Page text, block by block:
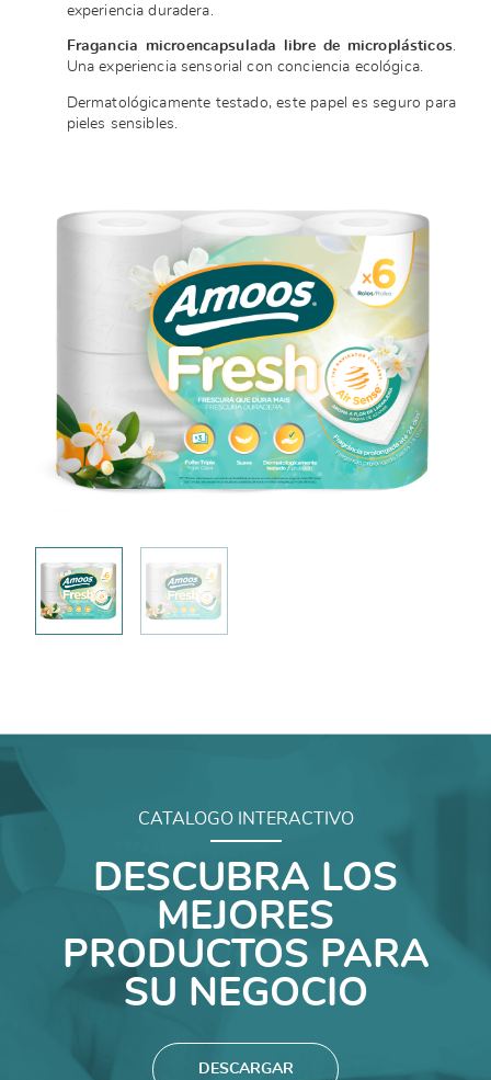
experiencia duradera.
Fragancia microencapsulada libre de microplásticos.
Una experiencia sensorial con conciencia ecológica.
Dermatológicamente testado, este papel es seguro para
pieles sensibles.
CATALOGO INTERACTIVO
DESCUBRA LOS
MEJORES
PRODUCTOS PARA
SU NEGOCIO
DESCARGAR